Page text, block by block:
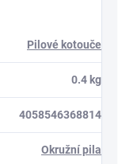
Pilové kotouče
0.4 kg
4058546368814
Okružní pila